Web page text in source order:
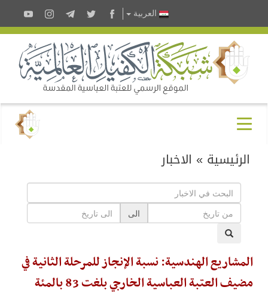
العربية
الرئيسية » الاخبار
الى
المشاريع الهندسية: نسبة الإنجاز للمرحلة الثانية في
مضيف العتبة العباسية الخارجي بلغت 83 بالمئة